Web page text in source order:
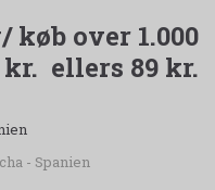
køb over 1.000
kr. ellers 89 kr.
- Spanien